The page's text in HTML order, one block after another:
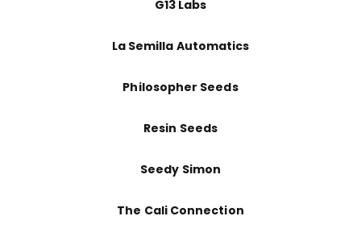
G13 Labs
La Semilla Automatics
Philosopher Seeds
Resin Seeds
Seedy Simon
The Cali Connection